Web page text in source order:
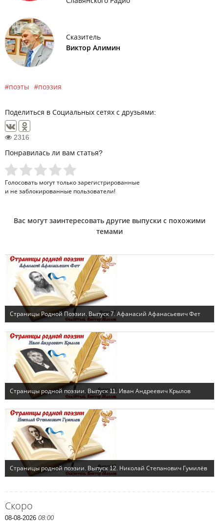
Скоро
08-08-2026 08:00
Сказитель
Виктор Алимин
поэты поэзия
Поделиться в Социальных сетях с друзьями:
2316
Понравилась ли вам статья?
Голосовать могут только зарегистрированные
и не заблокированные пользователи!
Вас могут заинтересовать другие выпуски с похожими
темами